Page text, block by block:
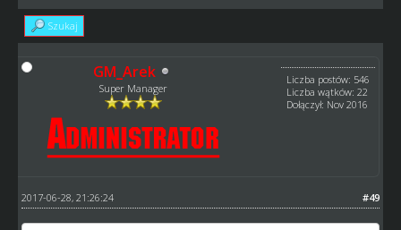
Szukaj
GM_Arek
Super Manager
Liczba postów: 546
Liczba wątków: 22
Dołączył: Nov 2016
#49
2017-06-28, 21:26:24